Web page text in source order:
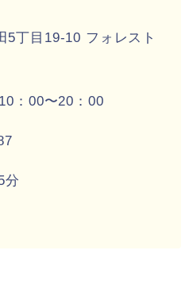
丁目19-10 フォレスト
：00〜20：00
分